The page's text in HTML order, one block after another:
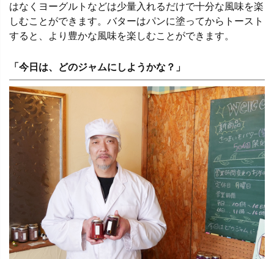
はなくヨーグルトなどは少量入れるだけで十分な風味を楽
しむことができます。バターはパンに塗ってからトースト
すると、より豊かな風味を楽しむことができます。
「今日は、どのジャムにしようかな？」